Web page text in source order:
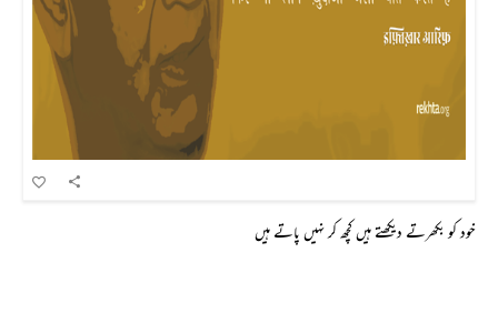
خود کو بکھرتے دیکھتے ہیں کچھ کر نہیں پاتے ہیں